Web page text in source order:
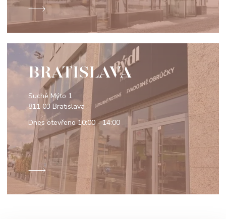
BRATISLAVA
Suché Mýto 1
811 03 Bratislava
Dnes otevřeno10:00 - 14:00